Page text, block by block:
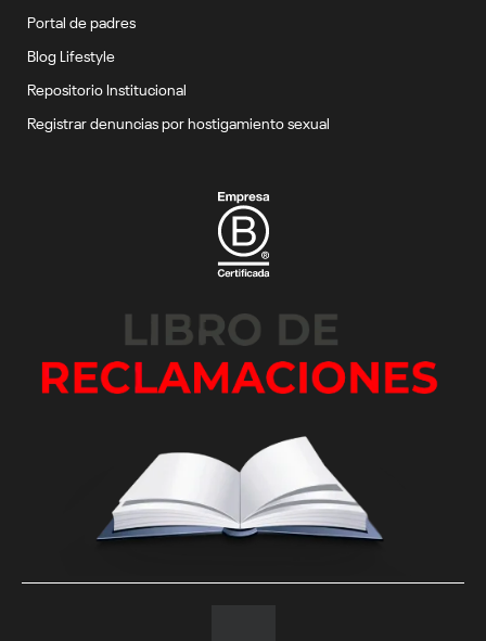
Portal de padres
Blog Lifestyle
Repositorio Institucional
Registrar denuncias por hostigamiento sexual